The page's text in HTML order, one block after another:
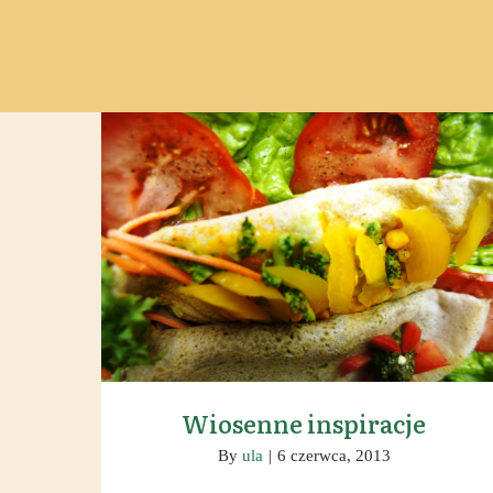
Wiosenne inspiracje
Wiosenne inspiracje
By ula | 6 czerwca, 2013